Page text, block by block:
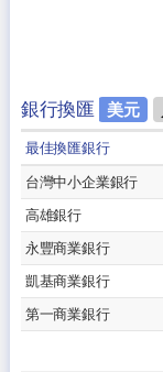
銀行換匯 美元
最佳換匯銀行
台灣中小企業銀行
高雄銀行
永豐商業銀行
凱基商業銀行
第一商業銀行